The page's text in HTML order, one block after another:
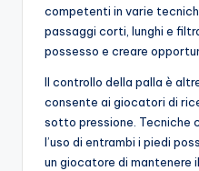
competenti in varie
passaggi corti, lunghi e
possesso e creare
Il controllo della palla è
consente ai giocatori di
sotto pressione. Tecniche
l’uso di entrambi i piedi
un giocatore di mantenere